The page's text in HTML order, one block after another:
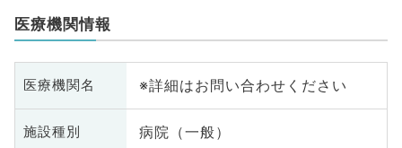
医療機関情報
医療機関名 ※詳細はお問い合わせください
施設種別 病院（一般）